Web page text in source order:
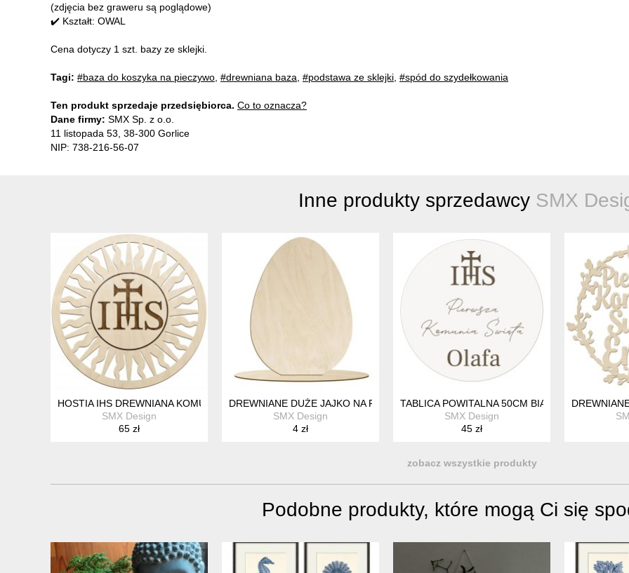
(zdjęcia bez graweru są poglądowe)
✔️ Kształt: OWAL
Cena dotyczy 1 szt. bazy ze sklejki.
Tagi: #baza do koszyka na pieczywo #drewniana baza #podstawa ze sklejki #spód do szydełkowania
Ten produkt sprzedaje przedsiębiorca. Co to oznacza?
Dane firmy: SMX Sp. z o.o.
11 listopada 53, 38-300 Gorlice
NIP: 738-216-56-07
Inne produkty sprzedawcy SMX
HOSTIA IHS DREWNIANA KOMUNIA DUŻA 50CM DEKORACJA NA KOMUNIE DO KOŚCIOŁA
SMX Design
65 zł
DREWNIANE DUŻE JAJKO NA PODSTAWCE DO MALOWANIA OZDABIANIA 20CM ZE
SMX Design
4 zł
TABLICA POWITALNA 50CM BIAŁA NA KOMUNIE
SMX Design
45 zł
zobacz wszystkie produkty
Podobne produkty, które mogą Ci się